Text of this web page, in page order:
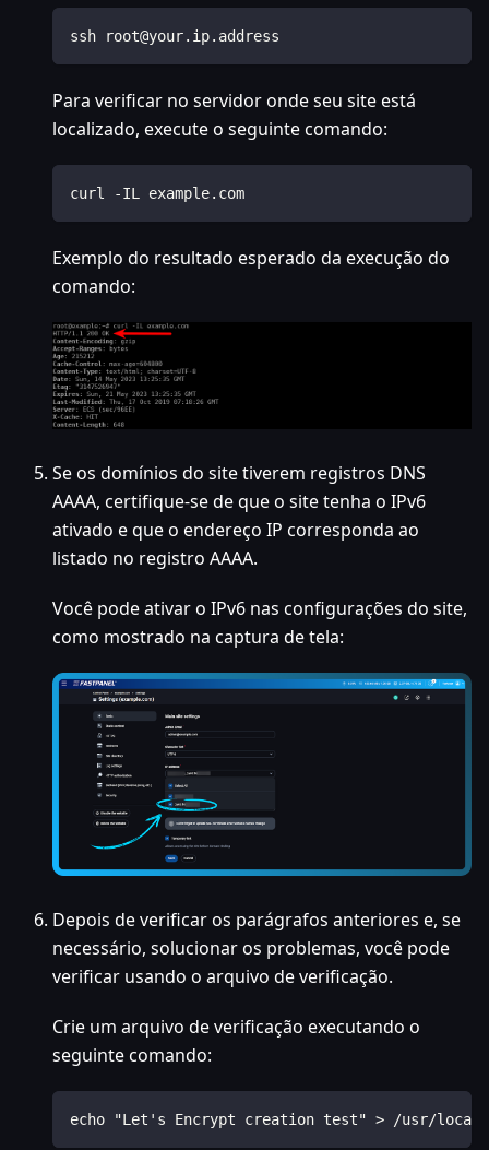
ssh root@your.ip.address
Para verificar no servidor onde seu site está
localizado, execute o seguinte comando:
curl -IL example.com
Exemplo do resultado esperado da execução do
comando:
Se os domínios do site tiverem registros DNS
AAAA, certifique-se de que o site tenha o IPv6
ativado e que o endereço IP corresponda ao
listado no registro AAAA.
Você pode ativar o IPv6 nas configurações do site,
como mostrado na captura de tela:
Depois de verificar os parágrafos anteriores e, se
necessário, solucionar os problemas, você pode
verificar usando o arquivo de verificação.
Crie um arquivo de verificação executando o
seguinte comando:
echo "Let's Encrypt creation test" > /usr/local/